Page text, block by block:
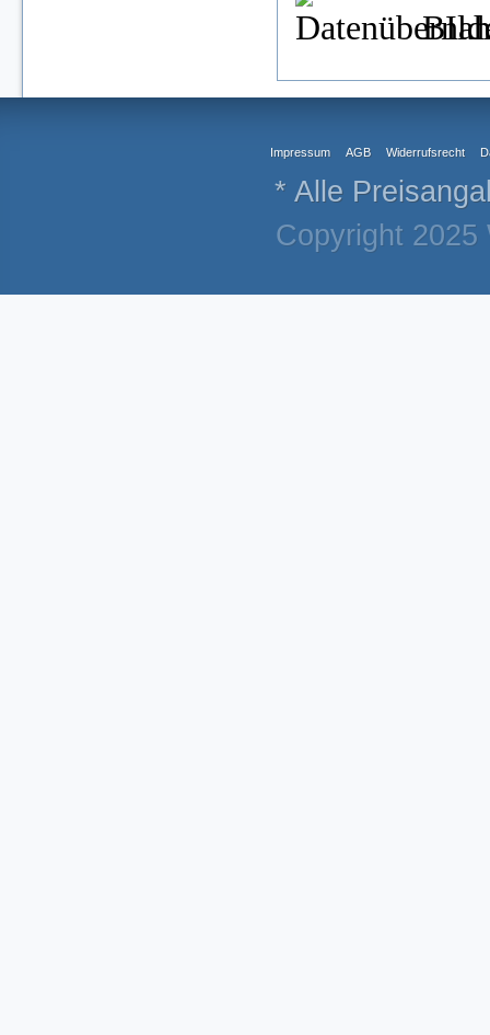
Impressum AGB Widerrufsrecht
* Alle
Copyright 2025